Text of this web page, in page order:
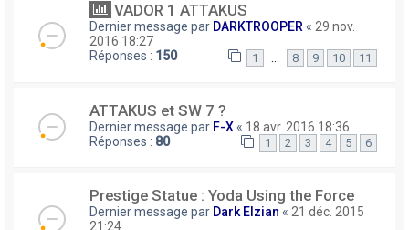
VADOR 1 ATTAKUS
Dernier message par DARKTROOPER « 29 nov.
2016 18:27
Réponses : 150 1 8 9 10 11
ATTAKUS et SW 7 ?
Dernier message par F-X « 18 avr. 2016 18:36
Réponses : 80 1 2 3 4 5 6
Prestige Statue : Yoda Using the Force
Dernier message par Dark Elzian « 21 déc. 2015
21:24